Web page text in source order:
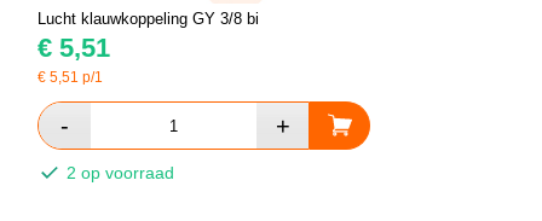
Lucht klauwkoppeling GY 3/8 bi
€ 5,51
€5,51 p/1
2 op voorraad